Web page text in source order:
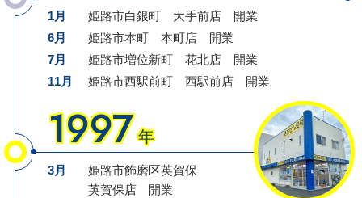
1月 姫路市白銀町大手前店開業
6月
姫路市本町 本町店
開業
7月
姫路市増位新町 花北店
開業
11月
姫路市西駅前町 西駅前店 開業
1997 年
3月
姫路市飾磨区英賀保
英賀保店
開業